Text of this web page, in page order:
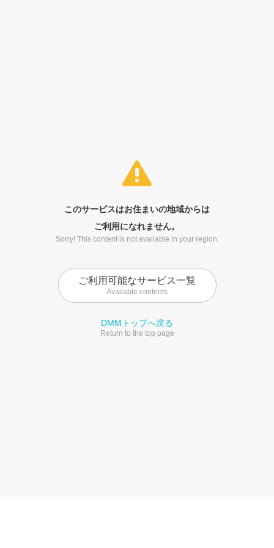
このサービスはお住まいの地域からは
ご利用になれません。
Sorry! This content is not available in your region.
ご利用可能なサービス一覧
Available contents
DMMトップへ戻る
Return to the top page